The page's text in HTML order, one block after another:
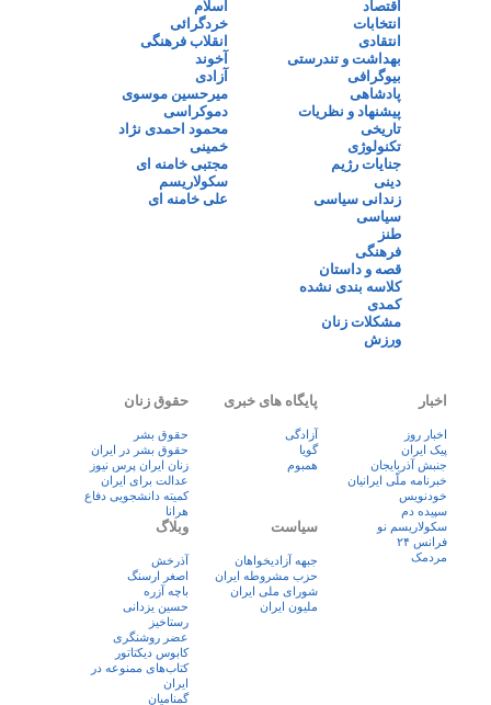
اقتصاد
انتخابات
انتقادی
بهداشت و تندرستی
بیوگرافی
پادشاهی
پیشنهاد و نظریات
تاریخی
تکنولوژی
جنایات رژیم
دینی
زندانی سیاسی
سیاسی
طنز
فرهنگی
قصه و داستان
کلاسه بندی نشده
کمدی
مشکلات زنان
ورزش
اسلام
خردگرائی
انقلاب فرهنگی
آخوند
آزادی
میرحسین موسوی
دموکراسی
محمود احمدی نژاد
خمینی
مجتبی خامنه ای
سکولاریسم
علی خامنه ای
اخبار
اخبار روز
پيک ايران
جنبش آذربایجان
خبرنامه ملّی ایرانیان
خودنویس
سپیده دم
سکولاریسم نو
فرانس ۲۴
مردمک
پایگاه های خبری
آزادگی
گویا
همبوم
حقوق زنان
حقوق بشر
حقوق بشر در ایران
زنان ايران پرس نيوز
عدالت برای ایران
کمیته دانشجویی دفاع
هرانا
سیاست
جبهه آزادیخواهان
حزب مشروطه ایران
شورای ملی ایران
ملیون ایران
وبلاگ
آذرخش
اصغر ارسنگ
باچه آزره
حسین یزدانی
رستاخیز
عضر روشنگری
کابوس دیکتاتور
کتاب‌های ممنوعه در
ایران
گمنامیان